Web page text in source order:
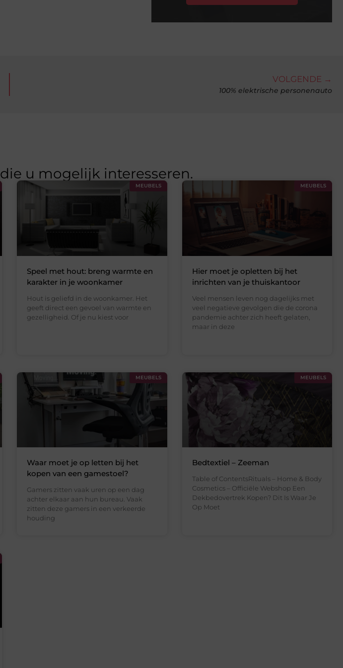
VOLGENDE →
100% elektrische personenauto
die u mogelijk interesseren.
MEUBELS
Speel met hout: breng warmte en
karakter in je woonkamer
Hout is geliefd in de woonkamer. Het
geeft direct een gevoel van warmte en
gezelligheid. Of je nu kiest voor
MEUBELS
Hier moet je opletten bij het
inrichten van je thuiskantoor
Veel mensen leven nog dagelijks met
veel negatieve gevolgen die de corona
pandemie achter zich heeft gelaten,
maar in deze
MEUBELS
Waar moet je op letten bij het
kopen van een gamestoel?
Gamers zitten vaak uren op een dag
achter elkaar aan hun bureau. Vaak
zitten deze gamers in een verkeerde
houding
MEUBELS
Bedtextiel – Zeeman
Table of ContentsRituals – Home & Body
Cosmetics – Officiële Webshop Een
Dekbedovertrek Kopen? Dit Is Waar Je
Op Moet